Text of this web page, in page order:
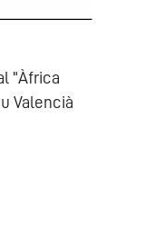
"Àfrica
Valencià